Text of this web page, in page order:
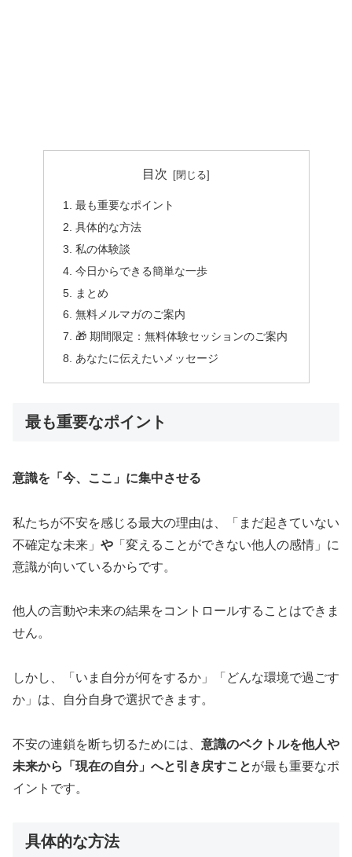
目次
最も重要なポイント
具体的な方法
私の体験談
今日からできる簡単な一歩
まとめ
無料メルマガのご案内
🎁 期間限定：無料体験セッションのご案内
あなたに伝えたいメッセージ
最も重要なポイント
意識を「今、ここ」に集中させる
私たちが不安を感じる最大の理由は、「まだ起きていない
不確定な未来」 や 「変えることができない他人の感情」に
意識が向いているからです。
他人の言動や未来の結果をコントロールすることはできま
せん。
しかし、「いま自分が何をするか」「どんな環境で過ごす
か」は、自分自身で選択できます。
不安の連鎖を断ち切るためには、 意識のベクトルを他人や
未来から「現在の自分」へと引き戻すことが最も重要なポ
イントです。
具体的な方法